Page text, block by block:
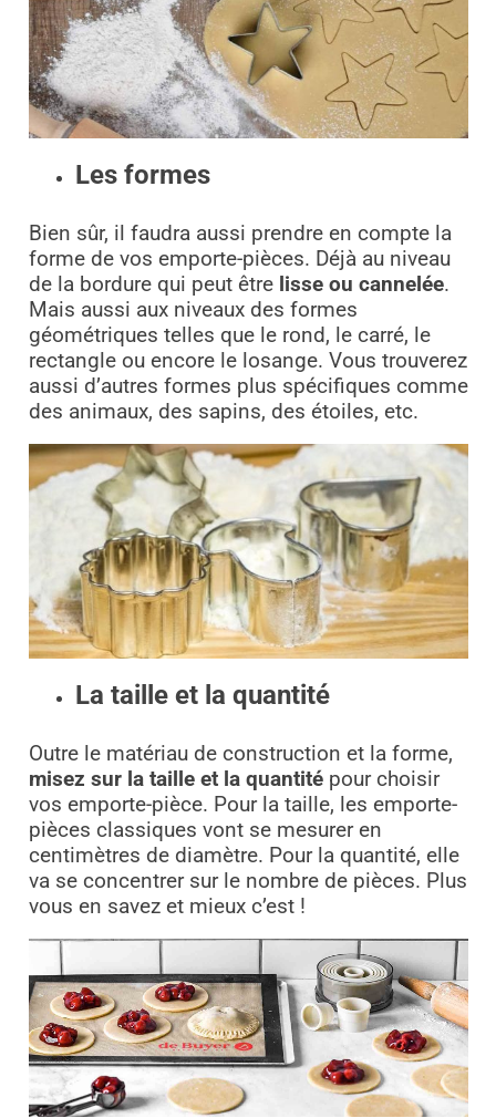
Les formes
Bien sûr, il faudra aussi prendre en compte la
forme de vos emporte-pièces. Déjà au niveau
de la bordure qui peut être lisse ou cannelée.
Mais aussi aux niveaux des formes
géométriques telles que le rond, le carré, le
rectangle ou encore le losange. Vous trouverez
aussi d’autres formes plus spécifiques comme
des animaux, des sapins, des étoiles, etc.
La taille et la quantité
Outre le matériau de construction et la forme,
misez sur la taille et la quantitépour choisir
vos emporte-pièce. Pour la taille, les emporte-
pièces classiques vont se mesurer en
centimètres de diamètre. Pour la quantité, elle
va se concentrer sur le nombre de pièces. Plus
vous en savez et mieux c’est !